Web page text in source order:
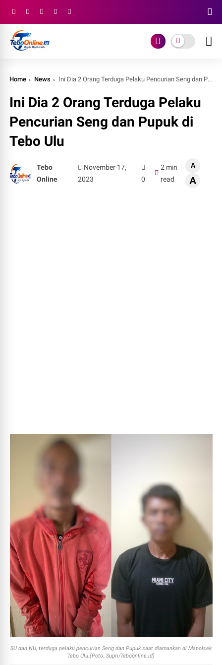
Home News Ini Dia 2 Orang Terduga Pelaku Pencurian Seng dan Pupuk di Tebo Ulu
Ini Dia 2 Orang Terduga Pelaku
Pencurian Seng dan Pupuk di
Tebo Ulu
Tebo
Online
November 17,
2023
0
2 min
read
A
A
SU dan NU, terduga pelaku pencurian Seng dan Pupuk saat diamankan di Mapolsek
Tebo Ulu.(Poto: Supri/Teboonline.id)